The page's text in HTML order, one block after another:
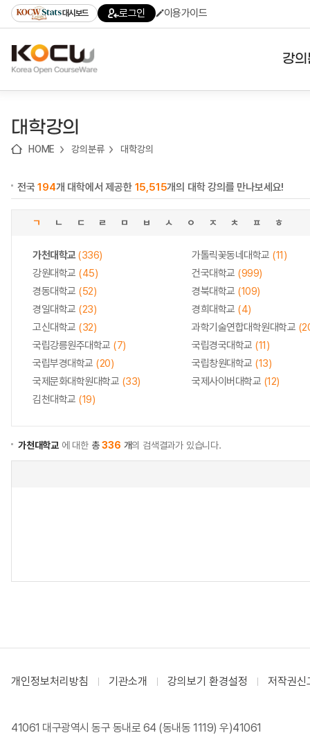
기
기
기
content)
가
대시보드 로그인 이용가이드
강
대학강의
HOME 강의분류 대학강의
전국194개 대학에서 제공한 15,515개의 대학 강의를 만나보세요!
ㄱ ㄴ ㄷ ㄹ ㅁ ㅂ ㅅ ㅇ ㅈ ㅊ ㅍ ㅎ
가천대학교(336) 가톨릭꽃동네대학교 (11)
강원대학교 (45) 건국대학교 (999)
경동대학교 (52) 경북대학교 (109)
경일대학교 (23) 경희대학교 (4)
고신대학교 (32) 과학기술연합대학원대학교
국립강릉원주대학교 (7) 국립경국대학교 (11)
국립부경대학교 (20) 국립창원대학교 (13)
국제문화대학원대학교 (33) 국제사이버대학교 (12)
김천대학교 (19)
가천대학교 에 대한 총336 개의 검색결과가 있습니다.
개인정보처리방침 기관소개 강의보기 환경설정 저작권신
41061 대구광역시 동구 동내로 64 (동내동 1119) 우)41061